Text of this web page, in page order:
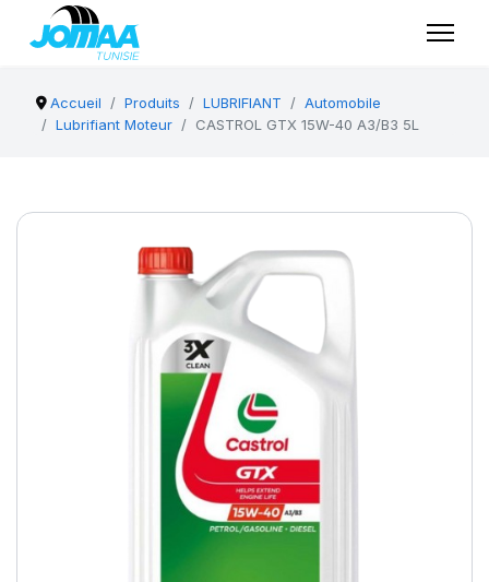
Accueil Produits LUBRIFIANT
Automobile
Lubrifiant Moteur
CASTROL GTX 15W-40 A3/B3 5L